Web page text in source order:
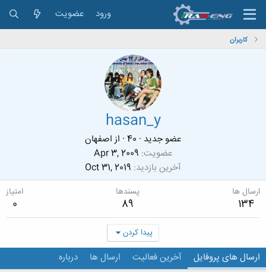
ورود عضویت
کاربران
hasan_y
عضو جدید ·
· از اصفهان
عضویت Apr 3, 2009
آخرین بازدید Oct 31, 2019
ارسال ها
134
پسندها
89
امتیاز
0
پیدا کردن
ارسال های پروفایل آخرین فعالیت ارسال ها درباره